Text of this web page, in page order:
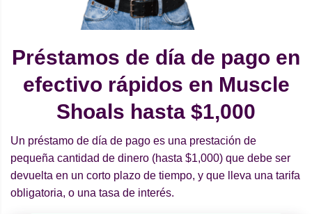
Préstamos de día de pago en
efectivo rápidos en Muscle
Shoals hasta $1,000
Un préstamo de día de pago es una prestación de
pequeña cantidad de dinero (hasta $1,000) que debe ser
devuelta en un corto plazo de tiempo, y que lleva una tarifa
obligatoria, o una tasa de interés.